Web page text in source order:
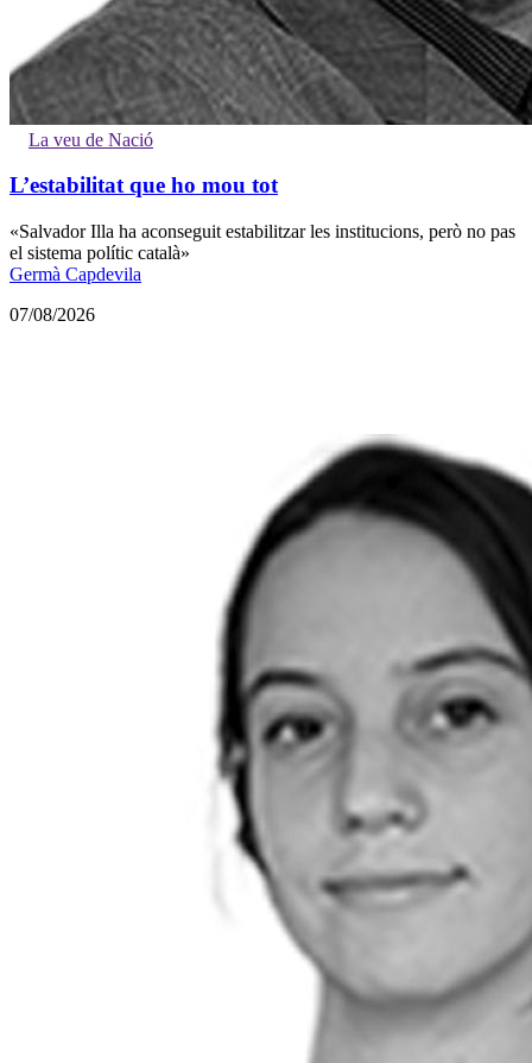
La veu de Nació
L’estabilitat que ho mou tot
«Salvador Illa ha aconseguit estabilitzar les institucions, però no pas
el sistema polític català»
Germà Capdevila
07/08/2026